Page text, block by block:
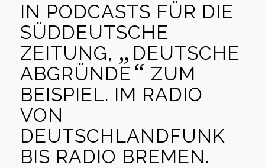
IN PODCASTS FÜR DIE
SÜDDEUTSCHE
ZEITUNG, „ DEUTSCHE
ABGRÜNDE “ ZUM
BEISPIEL. IM RADIO
VON
DEUTSCHLANDFUNK
BIS RADIO BREMEN.